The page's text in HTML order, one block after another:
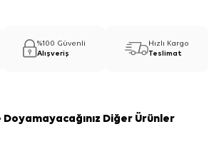
%100 Güvenli
Alışveriş
Hızlı Kargo
Teslimat
Diğer Ürünler